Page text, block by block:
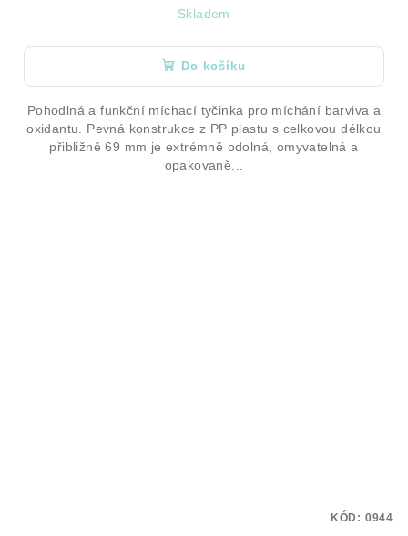
Skladem
Do košíku
Pohodlná a funkční míchací tyčinka pro míchání barviva a
oxidantu. Pevná konstrukce z PP plastu s celkovou délkou
přibližně 69 mm je extrémně odolná, omyvatelná a
opakovaně...
KÓD: 0944